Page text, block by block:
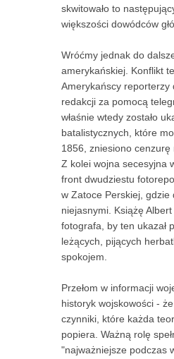
skwitowało to
większości dowódców
Wróćmy jednak do
amerykańskiej. Konflikt
Amerykańscy reporterzy
redakcji za pomocą
właśnie wtedy zostało
batalistycznych, które
1856, zniesiono
Z kolei wojna secesyjna
front dwudziestu
w Zatoce Perskiej, gdzie
niejasnymi. Książę
fotografa, by ten ukazał
leżących, pijących
spokojem.
Przełom w informacji
historyk wojskowości -
czynniki, które każda
popiera. Ważną rolę
"najważniejsze podczas